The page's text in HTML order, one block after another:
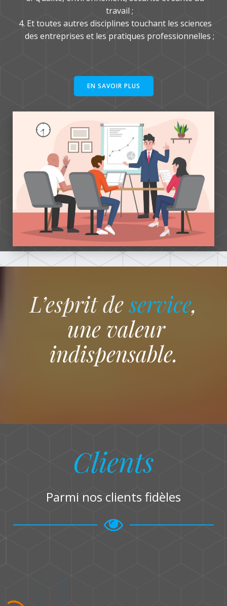
travail ;
Et toutes autres disciplines touchant les sciences
des entreprises et les pratiques professionnelles ;
EN SAVOIR PLUS
L’esprit deservice,
une valeur
indispensable.
Clients
Parmi nos clients fidèles